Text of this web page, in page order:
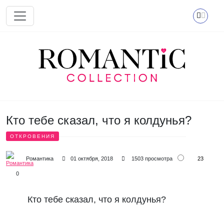
Перейти к основному содержанию
Кто тебе сказал, что я колдунья?
ОТКРОВЕНИЯ
Романтика 01 октября, 2018 1503 просмотра 23
0
Кто тебе сказал, что я колдунья?